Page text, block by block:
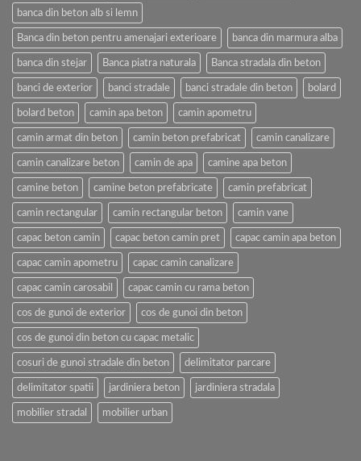
banca din beton alb si lemn
Banca din beton pentru amenajari exterioare banca din marmura alba
banca din stejar Banca piatra naturala Banca stradala din beton
banci de exterior banci stradale banci stradale din beton bolard
bolard beton camin apa beton camin apometru
camin armat din beton camin beton prefabricat camin canalizare
camin canalizare beton camin de apa camine apa beton
camine beton camine beton prefabricate camin prefabricat
camin rectangular camin rectangular beton camin vane
capac beton camin capac beton camin pret capac camin apa beton
capac camin apometru capac camin canalizare
capac camin carosabil capac camin cu rama beton
cos de gunoi de exterior cos de gunoi din beton
cos de gunoi din beton cu capac metalic
cosuri de gunoi stradale din beton delimitator parcare
delimitator spatii jardiniera beton jardiniera stradala
mobilier stradal mobilier urban